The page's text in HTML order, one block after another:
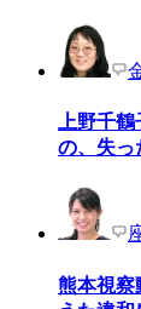
上野千
の、失っ
熊本視